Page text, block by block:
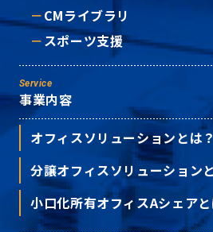
CMライブラリ
スポーツ支援
Service
事業内容
オフィスソリューションとは
分譲オフィスソリューション
小口化所有オフィスAシェアと